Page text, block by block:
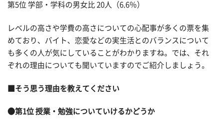
第5位 学部・学科の男女比 20人（6.6％）
レベルの高さや学費の高さについての心配事が多くの票を集
めており、バイト、恋愛などの実生活とのバランスについて
も多くの人が気にしていることがわかりますね。では、それ
ぞれの理由についても聞いていますのでご紹介しましょう。
■そう思う理由を教えてください
●第1位 授業・勉強についていけるかどうか